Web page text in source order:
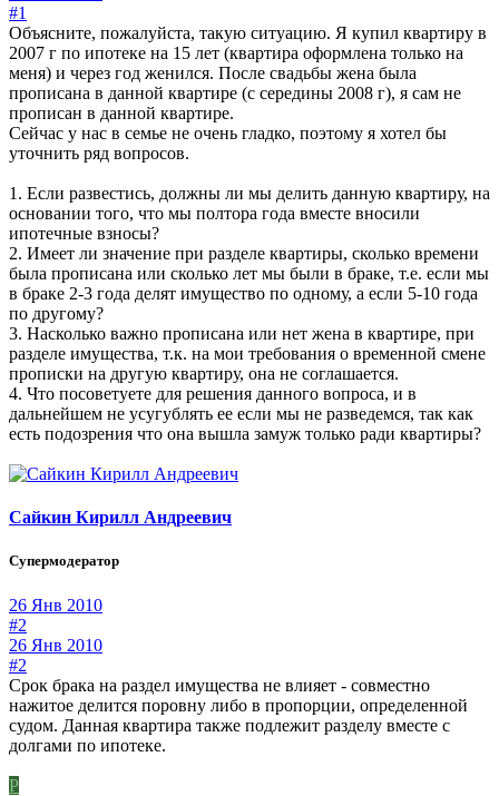
#1
Объясните, пожалуйста, такую ситуацию. Я купил квартиру в
2007 г по ипотеке на 15 лет (квартира оформлена только на
меня) и через год женился. После свадьбы жена была
прописана в данной квартире (с середины 2008 г), я сам не
прописан в данной квартире.
Сейчас у нас в семье не очень гладко, поэтому я хотел бы
уточнить ряд вопросов.
1. Если развестись, должны ли мы делить данную квартиру, на
основании того, что мы полтора года вместе вносили
ипотечные взносы?
2. Имеет ли значение при разделе квартиры, сколько времени
была прописана или сколько лет мы были в браке, т.е. если мы
в браке 2-3 года делят имущество по одному, а если 5-10 года
по другому?
3. Насколько важно прописана или нет жена в квартире, при
разделе имущества, т.к. на мои требования о временной смене
прописки на другую квартиру, она не соглашается.
4. Что посоветуете для решения данного вопроса, и в
дальнейшем не усугублять ее если мы не разведемся, так как
есть подозрения что она вышла замуж только ради квартиры?
Сайкин Кирилл Андреевич
Супермодератор
26 Янв 2010
#2
26 Янв 2010
#2
Срок брака на раздел имущества не влияет - совместно
нажитое делится поровну либо в пропорции, определенной
судом. Данная квартира также подлежит разделу вместе с
долгами по ипотеке.
Р